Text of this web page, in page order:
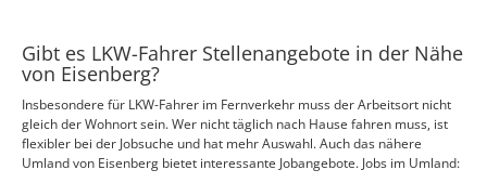
Gibt es LKW-Fahrer Stellenangebote in der Nähe
von Eisenberg?
Insbesondere für LKW-Fahrer im Fernverkehr muss der Arbeitsort nicht
gleich der Wohnort sein. Wer nicht täglich nach Hause fahren muss, ist
flexibler bei der Jobsuche und hat mehr Auswahl. Auch das nähere
Umland von Eisenberg bietet interessante Jobangebote. Jobs im Umland: